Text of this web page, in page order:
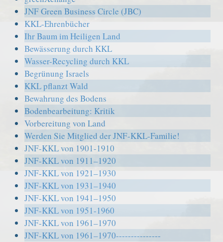
JNF Green Business Circle (JBC)
KKL-Ehrenbücher
Ihr Baum im Heiligen Land
Bewässerung durch KKL
Wasser-Recycling durch KKL
Begrünung Israels
KKL pflanzt Wald
Bewahrung des Bodens
Bodenbearbeitung: Kritik
Vorbereitung von Land
Werden Sie Mitglied der JNF-KKL-Familie!
JNF-KKL von 1901-1910
JNF-KKL von 1911–1920
JNF-KKL von 1921–1930
JNF-KKL von 1931–1940
JNF-KKL von 1941–1950
JNF-KKL von 1951-1960
JNF-KKL von 1961–1970
JNF-KKL von 1961–1970---------------